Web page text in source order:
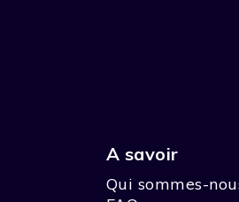
A savoir
Qui sommes-